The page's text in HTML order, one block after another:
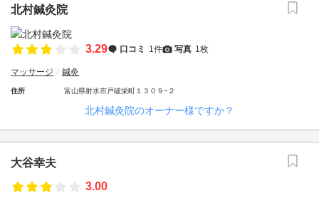
北村鍼灸院
3.29 口コミ 1件 写真 1枚
マッサージ 鍼灸
住所 富山県射水市戸破栄町１３０９−２
北村鍼灸院のオーナー様ですか？
大谷幸夫
3.00